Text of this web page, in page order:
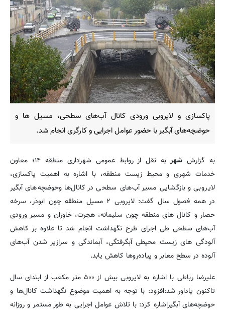
پاکسازی و لایروبی ورودی کانال آب‌های سطحی، مسیل ها و
حوضچه‌های آبگیر با حضور عوامل اجرایی و کارگری انجام شد.
به گزارش شهر
به نقل از روابط عمومی شهرداری منطقه ۱۴؛ معاون
خدمات شهری و محیط زیست منطقه، با اشاره به اهمیت پاکسازی،
لایروبی و بازگشایی مسیر آب‌های سطحی در کانال‌ها وحوضچه‌های آبگیر
در همه فصول سال گفت: لایروبی ۲ مسیل منطقه چون ابوذر، سرخه
حصار و کانال های منطقه چون سلیمانه، هجرت، خاوران و مسیر ورودی
آب‌های سطحی طی اجرای طرح نگهداشت انجام شد تا علاوه بر کاهش
آلودگی های زیست محیطی آبگرفتگی، آبماندگی و سرازیر شدن آب‌های
آلوده در سطح معابر و پیاده‌روها کاهش یابد.
علیرضا رباطی با اشاره به لایروبی بیش از ۵۰۰ متر مکعب از ابتدای سال
تاکنون یاداور شد:افزود: با توجه به اهمیت موضوع نگهداشت کانال‌ها و
حوضچه‌های آبگیراشاره کرد: با تلاش عوامل اجرایی به طور مستمر و روزانه